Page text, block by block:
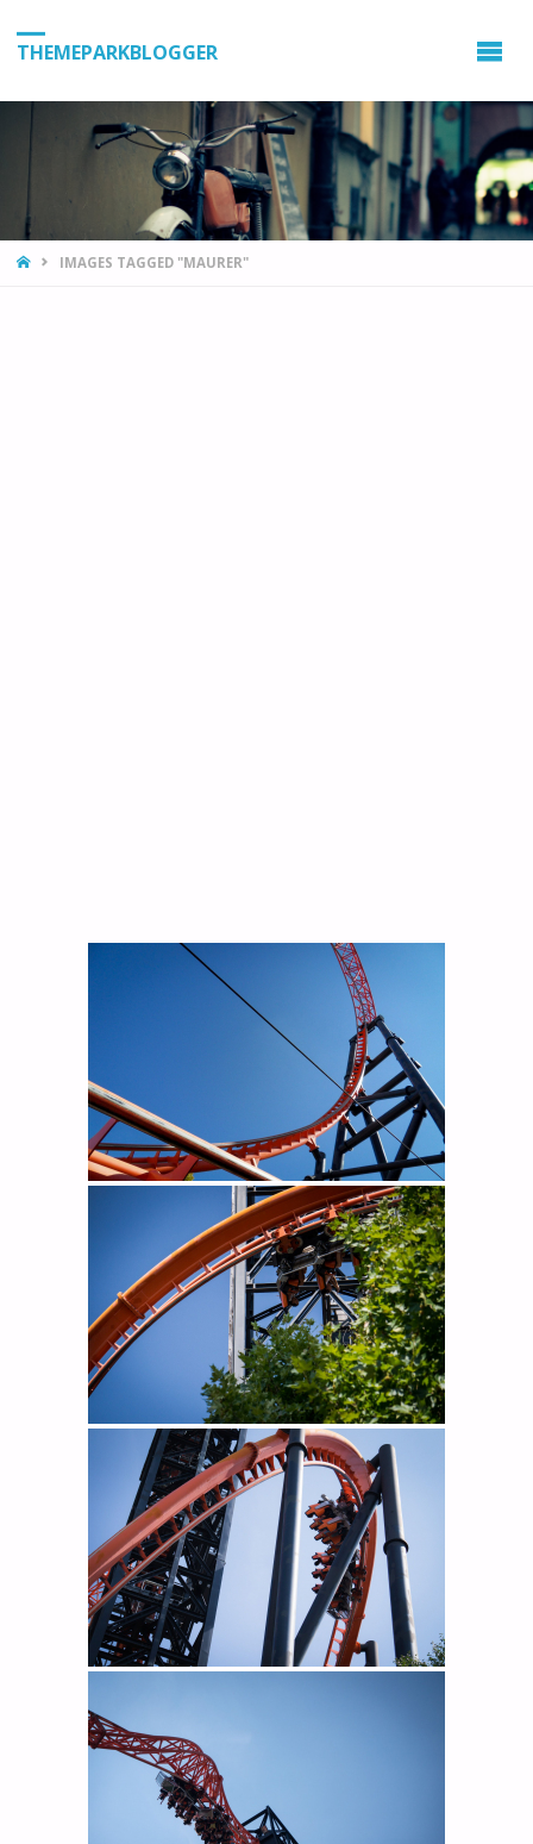
THEMEPARKBLOGGER
HOMEIMAGES TAGGED "MAURER"